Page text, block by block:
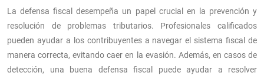
La defensa fiscal desempeña un papel crucial en la prevención y
resolución de problemas tributarios. Profesionales calificados
pueden ayudar a los contribuyentes a navegar el sistema fiscal de
manera correcta, evitando caer en la evasión. Además, en casos de
detección, una buena defensa fiscal puede ayudar a resolver